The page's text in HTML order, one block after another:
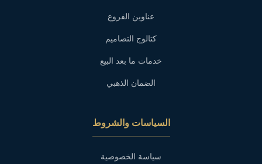
عناوين الفروع
كتالوج التصاميم
خدمات ما بعد البيع
الضمان الذهبي
السياسات والشروط
سياسة الخصوصية